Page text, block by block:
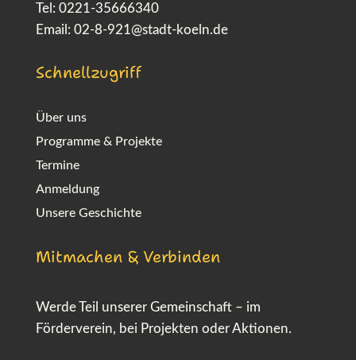
Tel: 0221-35666340
Email: 02-8-921@stadt-koeln.de
Schnellzugriff
Über uns
Programme & Projekte
Termine
Anmeldung
Unsere Geschichte
Mitmachen & Verbinden
Werde Teil unserer Gemeinschaft – im
Förderverein, bei Projekten oder Aktionen.